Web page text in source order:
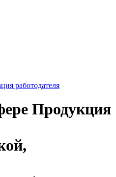
работодателя
Продукция